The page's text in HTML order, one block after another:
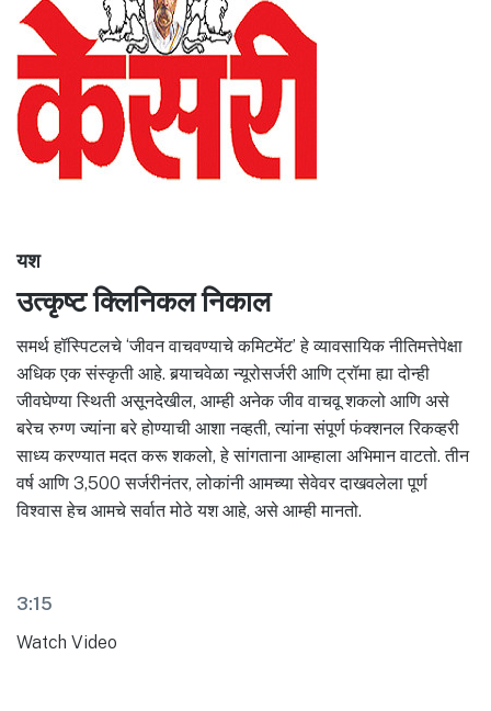
यश
उत्कृष्ट क्लिनिकल निकाल
समर्थ हॉस्पिटलचे ‘जीवन वाचवण्याचे कमिटमेंट’ हे व्यावसायिक नीतिमत्तेपेक्षा
अधिक एक संस्कृती आहे. बर्‍याचवेळा न्यूरोसर्जरी आणि ट्रॉमा ह्या दोन्ही
जीवघेण्या स्थिती असूनदेखील, आम्ही अनेक जीव वाचवू शकलो आणि असे
बरेच रुग्ण ज्यांना बरे होण्याची आशा नव्हती, त्यांना संपूर्ण फंक्शनल रिकव्हरी
साध्य करण्यात मदत करू शकलो, हे सांगताना आम्हाला अभिमान वाटतो. तीन
वर्ष आणि 3,500 सर्जरीनंतर, लोकांनी आमच्या सेवेवर दाखवलेला पूर्ण
विश्वास हेच आमचे सर्वात मोठे यश आहे, असे आम्ही मानतो.
3:15
Watch Video